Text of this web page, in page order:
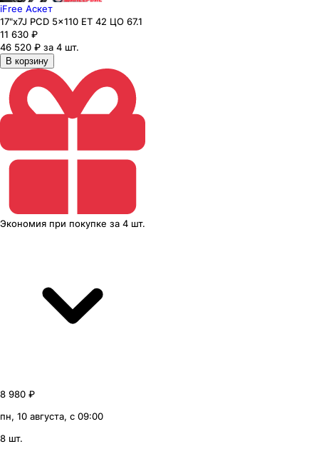
iFree Аскет
17"x7J PCD 5x110 ЕТ 42 ЦО 67.1
11 630 ₽
46 520 ₽ за 4 шт.
В корзину
Экономия при покупке за 4 шт.
8 980 ₽
пн, 10 августа, с 09:00
8 шт.